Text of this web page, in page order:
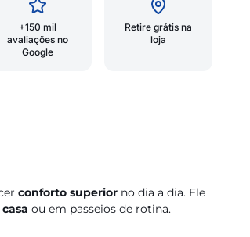
+150 mil
avaliações no
Google
Retire grátis na
loja
conforto superior no dia a dia. Ele
ou em passeios de rotina.